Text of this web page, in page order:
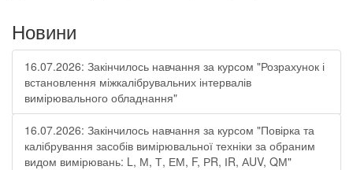
Новини
16.07.2026: Закінчилось навчання за курсом "Розрахунок і
встановлення міжкалібрувальних інтервалів
вимірювального обладнання"
16.07.2026: Закінчилось навчання за курсом "Повірка та
калібрування засобів вимірювальної техніки за обраним
видом вимірювань: L, М, Т, ЕМ, F, РR, ІR, АUV, QМ"